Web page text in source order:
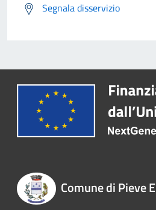
Segnala disservizio
Comune di Pieve